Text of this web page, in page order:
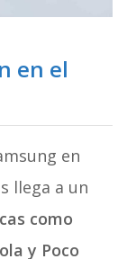
en el
en
llega a un
como
y Poco